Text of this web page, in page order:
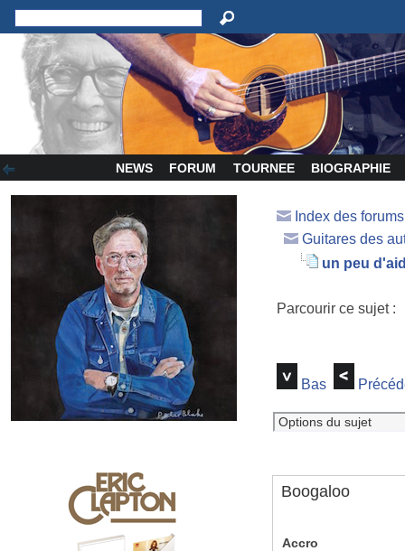
NEWS FORUM TOURNEE BIOGRAPHIE
Index des
Guitares des
un peu
Parcourir ce sujet
Bas
Boogaloo
Accro